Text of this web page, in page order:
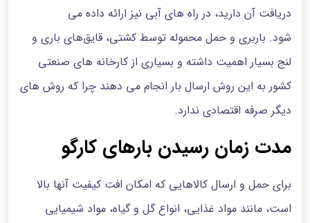
دریافت آن دارید، در راه های آبی نیز ارائه داده می
شود. باربری و حمل محموله توسط کشتی، قایق‌های باری و
لنج بسیار اهمیت داشته و بسیاری از کارخانه های صنعتی
کشور به این روش ارسال بار انجام می دهند چرا که روش های
دیگر صرفه اقتصادی ندارد.
مدت زمان رسیدن بارهای کارگو
برای حمل و ارسال کالاهایی که امکان افت کیفیت آنها بالا
است، مانند مواد غذایی، انواع گل و گیاه، مواد شیمیایی